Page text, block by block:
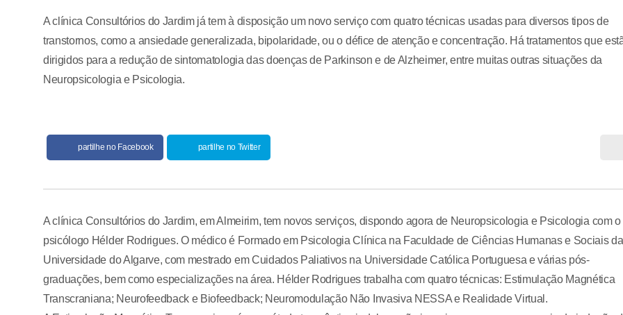
A clínica Consultórios do Jardim já tem à disposição um novo serviço com quatro técnicas usadas para diversos tipos de
transtornos, como a ansiedade generalizada, bipolaridade, ou o défice de atenção e concentração. Há tratamentos que
dirigidos para a redução de sintomatologia das doenças de Parkinson e de Alzheimer, entre muitas outras situações da
Neuropsicologia e Psicologia.
partilhe no Facebook partilhe no Twitter
A clínica Consultórios do Jardim, em Almeirim, tem novos serviços, dispondo agora de Neuropsicologia e Psicologia com o
psicólogo Hélder Rodrigues. O médico é Formado em Psicologia Clínica na Faculdade de Ciências Humanas e Sociais da
Universidade do Algarve, com mestrado em Cuidados Paliativos na Universidade Católica Portuguesa e várias pós-
graduações, bem como especializações na área. Hélder Rodrigues trabalha com quatro técnicas: Estimulação Magnética
Transcraniana; Neurofeedback e Biofeedback; Neuromodulação Não Invasiva NESSA e Realidade Virtual.